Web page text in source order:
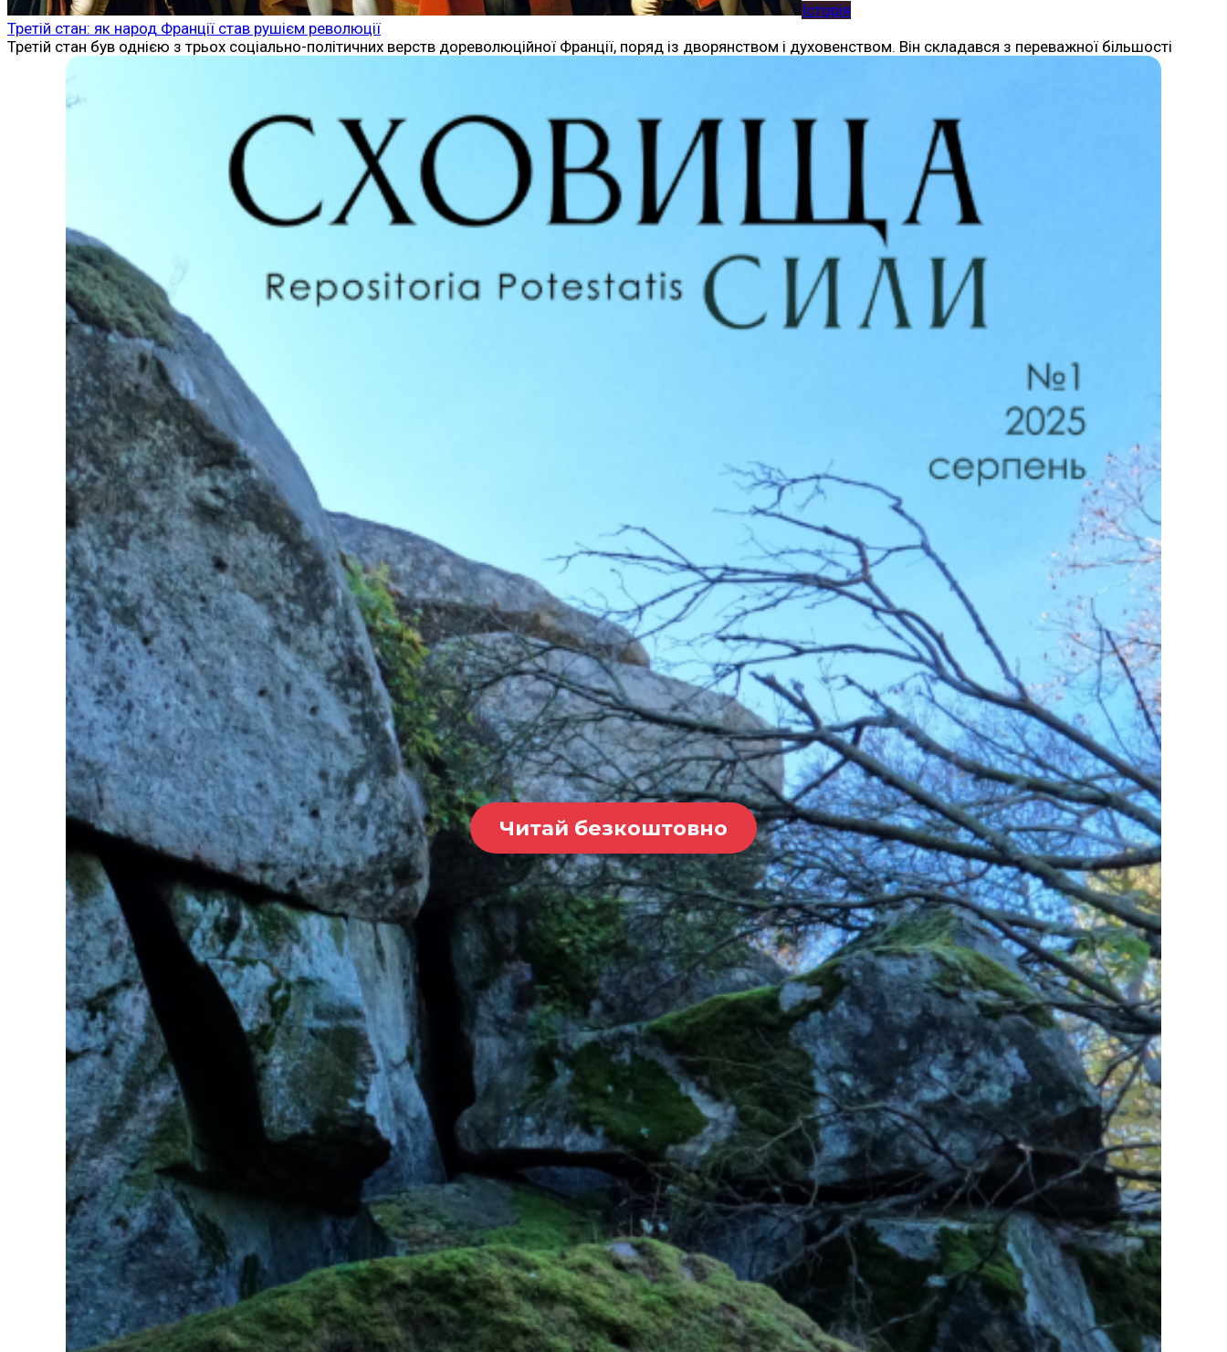
Історія
Третій стан: як народ Франції став рушієм революції
Третій стан був однією з трьох соціально-політичних верств дореволюційної Франції, поряд із дворянством і духовенством. Він складався з переважної більшості
Читай безкоштовно